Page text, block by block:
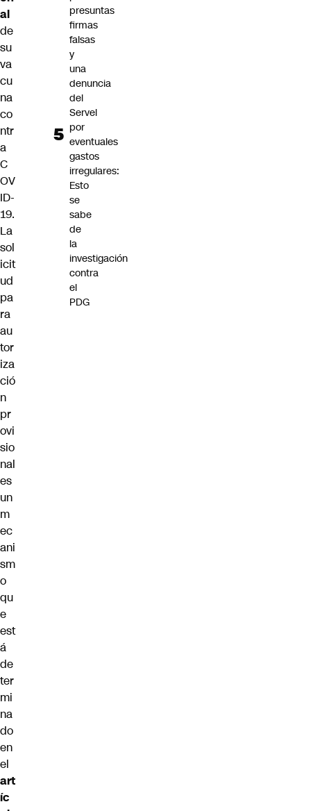
al
de
su
va
cu
na
co
ntr
a
C
OV
ID-
19.
La
sol
icit
ud
pa
ra
au
tor
iza
ció
n
pr
ovi
sio
nal
es
un
m
ec
ani
sm
o
qu
e
est
á
de
ter
mi
na
do
en
el
art
íc
presuntas
firmas
falsas
y
una
denuncia
del
Servel
por
eventuales
gastos
irregulares:
Esto
se
sabe
de
la
investigación
contra
el
PDG